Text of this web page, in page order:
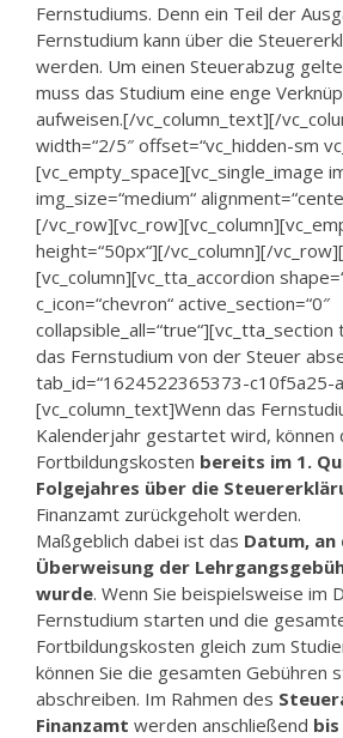
Fernstudiums. Denn ein Teil der
Fernstudium kann über die
werden. Um einen Steuerabzug
muss das Studium eine enge
aufweisen.[/vc_column_text][/
width=“2/5″ offset=“vc_hidden-sm
[vc_empty_space][vc_single_image
img_size=“medium“
[/
height=“50px“][/vc_column][/
[vc_column][vc_tta_accordion
c_icon=“chevron“ active_section=“0″
collapsible_all=“true“][vc_tta_section
das Fernstudium von der Steuer
tab_id=“1624522365373-c10f5a25-
[vc_column_text]Wenn das
Kalenderjahr gestartet wird, können
Fortbildungskosten bereits im 1.
Folgejahres über die
Finanzamt zurückgeholt werden.
Maßgeblich dabei ist das Datum, an
Überweisung der
wurde. Wenn Sie beispielsweise im
Fernstudium starten und die
Fortbildungskosten gleich zum
können Sie die gesamten Gebühren
abschreiben. Im Rahmen des
Finanzamt werden anschließend